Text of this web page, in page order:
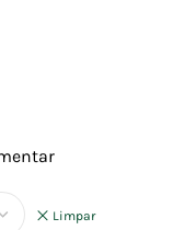
Limpar